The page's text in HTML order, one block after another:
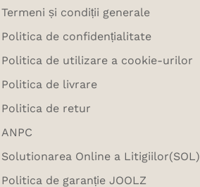
Termeni și condiții generale
Politica de confidențialitate
Politica de utilizare a cookie-urilor
Politica de livrare
Politica de retur
ANPC
Solutionarea Online a Litigiilor(SOL)
Politica de garanție JOOLZ